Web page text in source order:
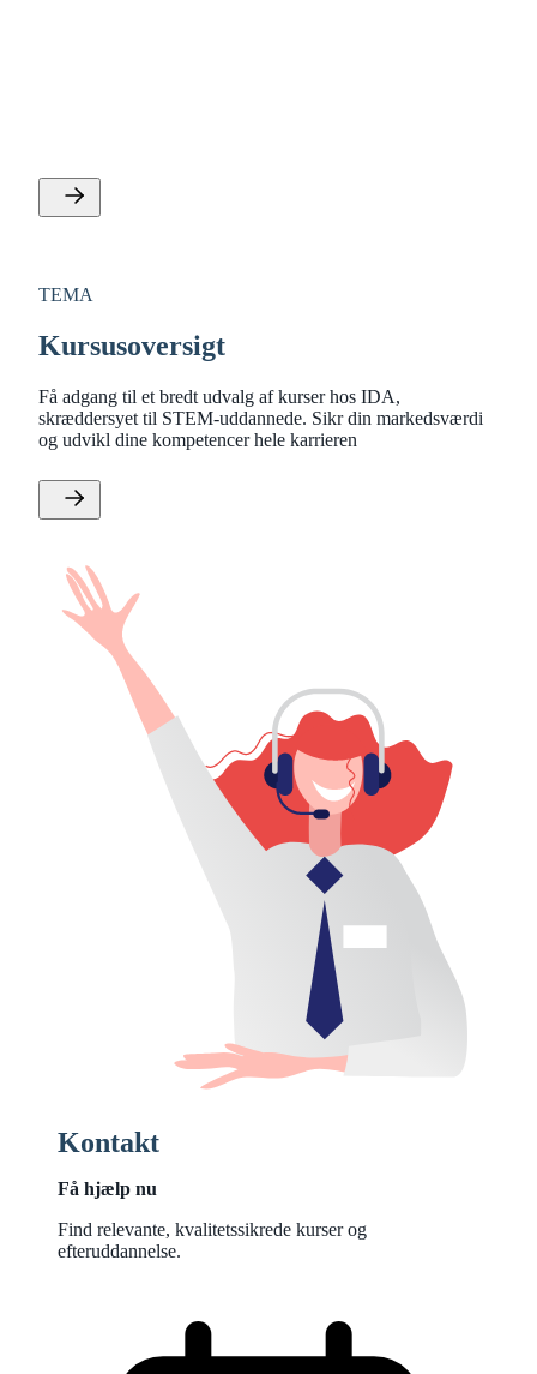
TEMA
Kursusoversigt
Få adgang til et bredt udvalg af kurser hos IDA,
skræddersyet til STEM-uddannede. Sikr din markedsværdi
og udvikl dine kompetencer hele karrieren
Kontakt
Få hjælp nu
Find relevante, kvalitetssikrede kurser og
efteruddannelse.